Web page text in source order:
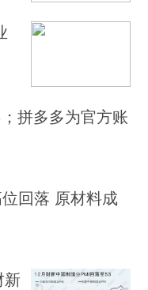
拼多多为官方账
回落 原材料成
新